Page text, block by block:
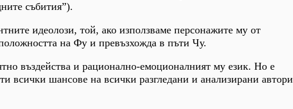
събития”).
идеолози, той, ако използваме персонажите му от
на Фу и превъзхожда в пъти Чу.
въздейства и рационално-емоционалният му език. Но е
всички шансове на всички разгледани и анализирани автори